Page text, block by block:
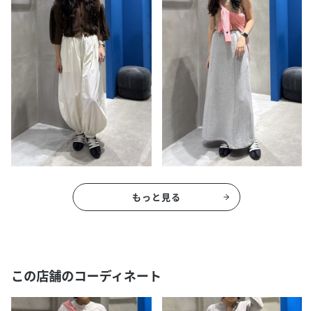
もっと見る
この店舗のコーディネート